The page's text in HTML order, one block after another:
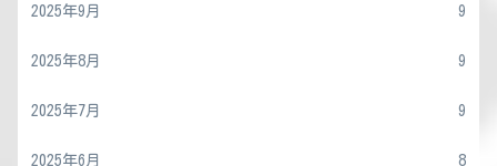
2025年9月 9
2025年8月 9
2025年7月 9
2025年6月 8